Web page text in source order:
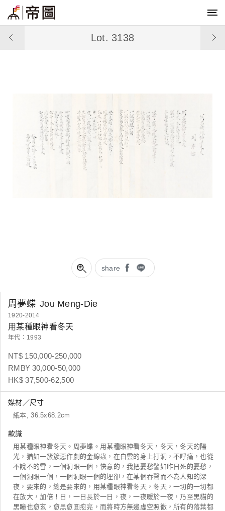
share
Lot. 3138
周夢蝶 Jou Meng-Die
1920-2014
用某種眼神看冬天
年代：1993
NT$ 150,000-250,000
RMB¥ 30,000-50,000
HK$ 37,500-62,500
媒材／尺寸
紙本, 36.5x68.2cm
款識
用某種眼神看冬天。周夢蝶。用某種眼神看冬天，冬天，冬天的陽
光，猶如一簇簇惡作劇的金線蟲，在白雲的身上打洞，不呼痛，也從
不說不的雪，一個洞眼一個，快意的，我把憂愁譬如昨日死的憂愁，
一個洞眼一個，一個洞眼一個的埋卻，在某個吞聲而不為人知的深
夜，要來的，總是要來的，用某種眼神看冬天，冬天，一切的一切都
在放大，加倍！日，一日長於一日，夜，一夜暖於一夜，乃至黑貓的
黑瞳也愈玄，愈黑愈圓愈亮，而將時方無邊虛空照徹，所有的落葉都